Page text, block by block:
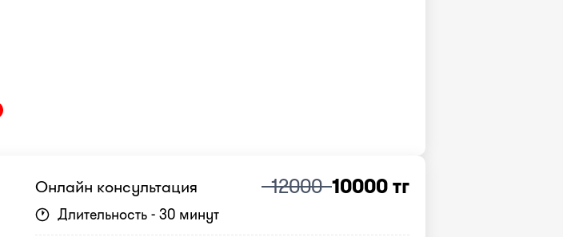
Онлайн консультация 1200010000 тг
Длительность - 30 минут